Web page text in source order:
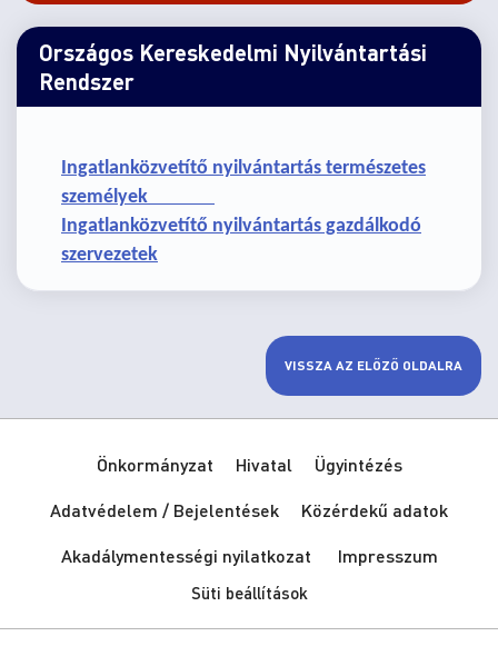
Országos Kereskedelmi Nyilvántartási
Rendszer
Ingatlanközvetítő nyilvántartás természetes
személyek
Ingatlanközvetítő nyilvántartás gazdálkodó
szervezetek
VISSZA AZ ELŐZŐ OLDALRA
Önkormányzat Hivatal
Ügyintézés
Adatvédelem / Bejelentések
Közérdekű adatok
Akadálymentességi nyilatkozat
Impresszum
Süti beállítások